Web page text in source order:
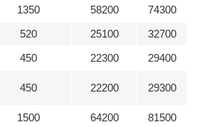
1350 58200
74300
520 25100
32700
450 22300
29400
450 22200 29300
1500 64200
81500